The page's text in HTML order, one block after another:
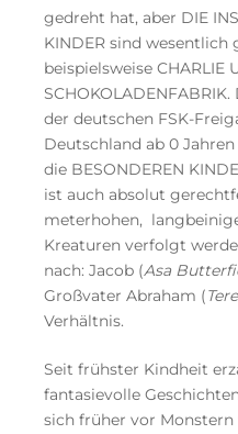
gedreht hat, aber DIE
KINDER sind wesentlich
beispielsweise CHARLIE
der deutschen FSK-
Deutschland ab 0
die BESONDEREN
ist auch absolut
meterhohen,
Kreaturen verfolgt
nach: Jacob (Asa
Großvater Abraham (
Verhältnis.
Seit frühster Kindheit
fantasievolle
sich früher vor